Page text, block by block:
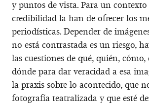
y puntos de vista. Para un
credibilidad la han de ofrecer los
periodísticas. Depender de
no está contrastada es un riesgo,
las cuestiones de qué, quién,
dónde para dar veracidad a esa
la praxis sobre lo acontecido, que
fotografía teatralizada y que esté